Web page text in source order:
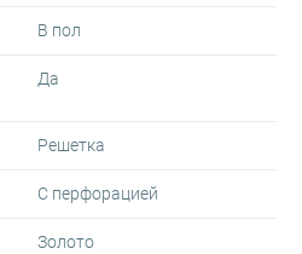
В пол
Да
Решетка
С перфорацией
Золото